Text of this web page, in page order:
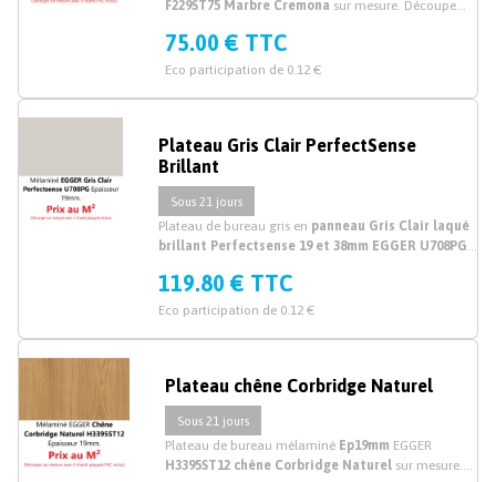
F229ST75 Marbre Cremona sur mesure. Découpe
75.00 € TTC
Eco participation de 0.12 €
Sous 21 jours
Plateau Gris Clair PerfectSense
Brillant
Plateau de bureau gris en panneau Gris Clair laqué
brillant Perfectsense 19 et 38mm EGGER U708PG
et plan de travail bureau mélaminé Gris
brillant sur mesure. Prix au M²
119.80 € TTC
Eco participation de 0.12 €
Sous 21 jours
Plateau chêne Corbridge Naturel
Plateau de bureau mélaminé Ep19mm EGGER
H3395ST12 chêne Corbridge Naturel sur mesure.